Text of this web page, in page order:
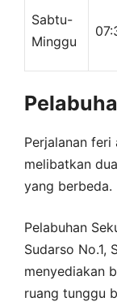
Sabtu-
Minggu
Perjalanan feri
melibatkan
yang berbeda.
Pelabuhan
Sudarso No.1,
menyediakan
ruang tunggu